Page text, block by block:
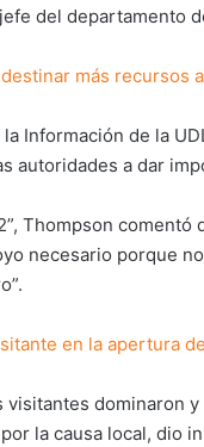
del departamento
más recursos
Información de la
autoridades a dar
Thompson
necesario porque
en la apertura
visitantes dominaron
la causa local, dio